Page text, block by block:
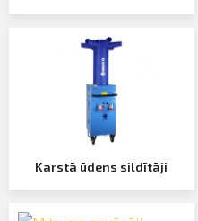
Karstā ūdens sildītāji